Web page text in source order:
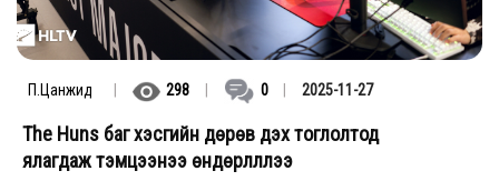
П.Цанжид 298 0 2025-11-27
The Huns баг хэсгийн дөрөв дэх тоглолтод
ялагдаж тэмцээнээ өндөрлүүллээ